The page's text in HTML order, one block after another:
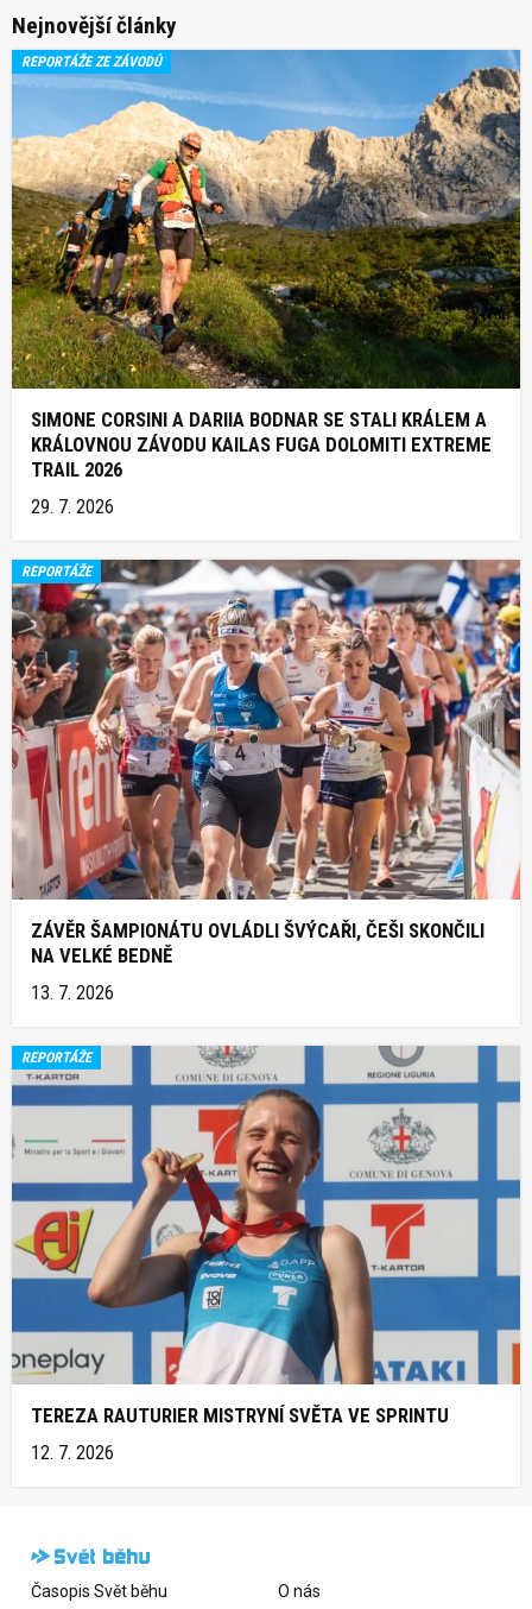
Nejnovější články
REPORTÁŽE ZE ZÁVODŮ
SIMONE CORSINI A DARIIA BODNAR SE STALI KRÁLEM A
KRÁLOVNOU ZÁVODU KAILAS FUGA DOLOMITI EXTREME
TRAIL 2026
29. 7. 2026
REPORTÁŽE
ZÁVĚR ŠAMPIONÁTU OVLÁDLI ŠVÝCAŘI, ČEŠI SKONČILI
NA VELKÉ BEDNĚ
13. 7. 2026
REPORTÁŽE
TEREZA RAUTURIER MISTRYNÍ SVĚTA VE SPRINTU
12. 7. 2026
Časopis Svět běhu O nás